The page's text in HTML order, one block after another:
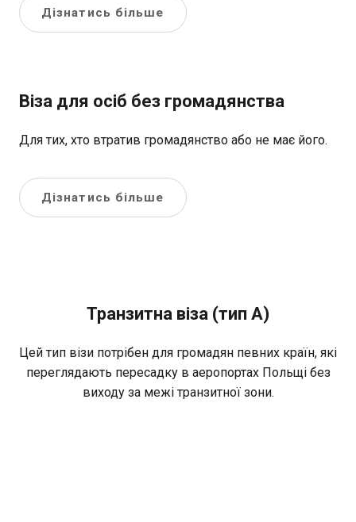
Дізнатись більше
Віза для осіб без громадянства
Для тих, хто втратив громадянство або не має його.
Дізнатись більше
Транзитна віза (тип А)
Цей тип візи потрібен для громадян певних країн, які
переглядають пересадку в аеропортах Польщі без
виходу за межі транзитної зони.